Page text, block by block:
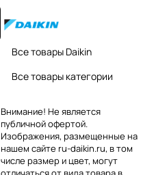
Все товары Daikin
Все товары категории
Внимание! Не является
публичной офертой.
Изображения, размещенные на
нашем сайте ru-daikin.ru, в том
числе размер и цвет, могут